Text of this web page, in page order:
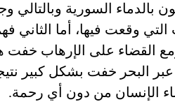
بالدماء السورية وبالتالي
التي وقعت فيها، أما الثاني
القضاء على الإرهاب خفت
البحر خفت بشكل كبير
الإنسان من دون أي رحمة.